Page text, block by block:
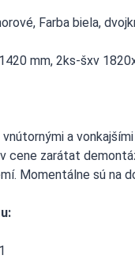
Farba biela,
mm, 2ks-šxv
a
cene zarátat
Momentálne sú na